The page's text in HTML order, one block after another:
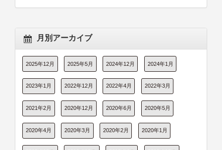
月別アーカイブ
2025年12月 2025年5月 2024年12月 2024年1月
2023年1月 2022年12月 2022年4月 2022年3月
2021年2月 2020年12月 2020年6月 2020年5月
2020年4月 2020年3月 2020年2月 2020年1月